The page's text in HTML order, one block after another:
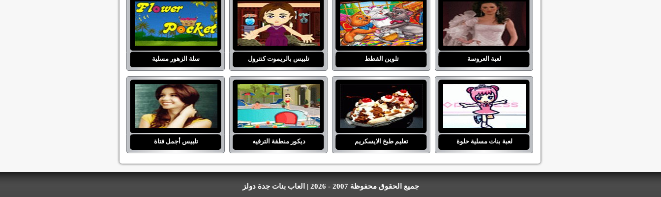
لعبة العروسة تلوين القطط تلبيس بالريموت كنترول سلة الزهور مسلية
لعبة بنات مسلية حلوة تعليم طبخ الايسكريم ديكور منطقة الترفيه تلبيس أجمل فتاة
جميع الحقوق محفوظة 2007 - 2026 | العاب بنات جدة دولز